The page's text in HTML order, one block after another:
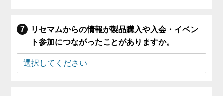
リセマムからの情報が製品購入や入会・イベン
ト参加につながったことがありますか。